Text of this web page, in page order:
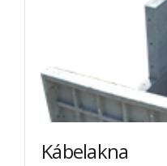
Kábelakna